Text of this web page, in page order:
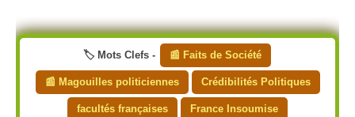
🏷️ Mots Clefs - 📰 Faits de Société
📰 Magouilles politiciennes Crédibilités Politiques
facultés françaises France Insoumise